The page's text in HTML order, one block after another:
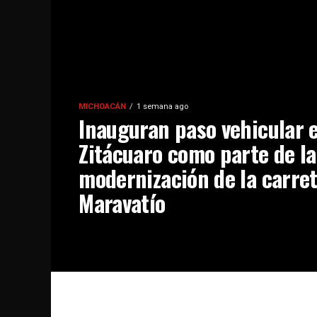
MICHOACÁN 1 semana ago
Inauguran paso vehicular
Zitácuaro como parte de la
modernización de la
Maravatío